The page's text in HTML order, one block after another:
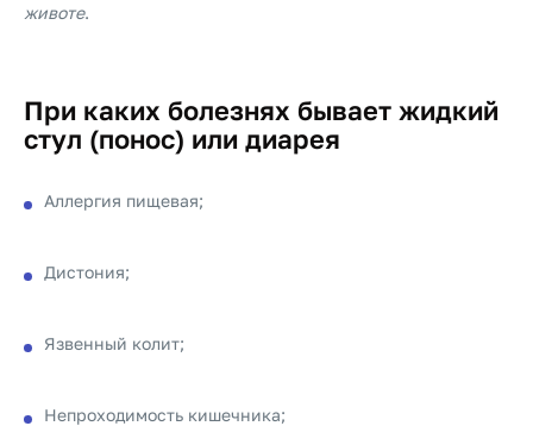
животе.
При каких болезнях бывает жидкий
стул (понос) или диарея
Аллергия пищевая;
Дистония;
Язвенный колит;
Непроходимость кишечника;